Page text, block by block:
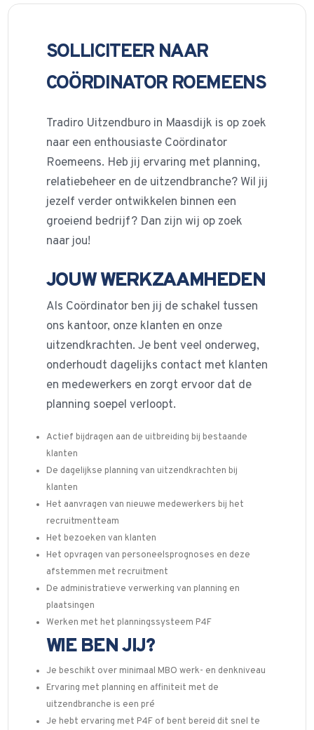
SOLLICITEER NAAR
COÖRDINATOR ROEMEENS
Tradiro Uitzendburo in Maasdijk is op zoek
naar een enthousiaste Coördinator
Roemeens. Heb jij ervaring met planning,
relatiebeheer en de uitzendbranche? Wil jij
jezelf verder ontwikkelen binnen een
groeiend bedrijf? Dan zijn wij op zoek
naar jou!
JOUW WERKZAAMHEDEN
Als Coördinator ben jij de schakel tussen
ons kantoor, onze klanten en onze
uitzendkrachten. Je bent veel onderweg,
onderhoudt dagelijks contact met klanten
en medewerkers en zorgt ervoor dat de
planning soepel verloopt.
Actief bijdragen aan de uitbreiding bij bestaande
klanten
De dagelijkse planning van uitzendkrachten bij
klanten
Het aanvragen van nieuwe medewerkers bij het
recruitmentteam
Het bezoeken van klanten
Het opvragen van personeelsprognoses en deze
afstemmen met recruitment
De administratieve verwerking van planning en
plaatsingen
Werken met het planningssysteem P4F
WIE BEN JIJ?
Je beschikt over minimaal MBO werk- en denkniveau
Ervaring met planning en affiniteit met de
uitzendbranche is een pré
Je hebt ervaring met P4F of bent bereid dit snel te